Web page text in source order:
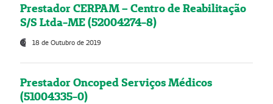
Prestador CERPAM – Centro de Reabilitação
S/S Ltda-ME (52004274-8)
18 de Outubro de 2019
Prestador Oncoped Serviços Médicos
(51004335-0)